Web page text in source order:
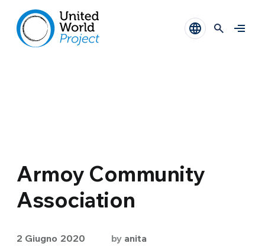
Armoy Community
Association
2 Giugno 2020 by anita